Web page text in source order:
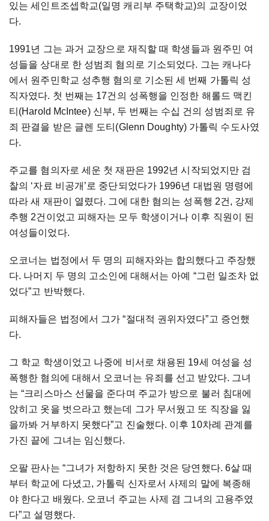
있는 세인트조셉학교(일명 캐리부 주택학교)의 교장이었
다.
1991년 그는 과거 교장으로 재직할 때 학생들과 원주민 여
성들을 상대로 한 성범죄 혐의로 기소되었다. 그는 캐나다
에서 원주민학교 성추행 혐의로 기소된 세 번째 가톨릭 성
직자였다. 첫 번째는 17건의 성폭행을 인정한 해롤드 맥킨
티(Harold McIntee) 신부, 두 번째는 수십 건의 성범죄로 유
죄 판결을 받은 글렌 도티(Glenn Doughty) 가톨릭 수도사였
다.
주교를 혐의자로 세운 첫 재판은 1992년 시작되었지만 검
찰의 ‘자료 비공개’로 중단되었다가 1996년 대법원 명령에
따라 새 재판이 열렸다. 그에 대한 혐의는 성폭행 2건, 강제
추행 2건이었고 피해자는 모두 학생이거나 이후 직원이 된
여성들이었다.
오코너는 법정에서 두 명의 피해자와는 합의했다고 주장했
다. 나머지 두 명의 고소인에 대해서는 아예 “그런 일조차 없
었다”고 반박했다.
피해자들은 법정에서 그가 “절대적 권위자였다”고 증언했
다.
그 학교 학생이었고 나중에 비서로 채용된 19세 여성을 성
폭행한 혐의에 대해서 오코너는 유죄를 선고 받았다. 그녀
는 “크리스마스 선물을 준다며 주교가 방으로 불러 침대에
앉히고 옷을 벗으라고 했는데 그가 무서웠고 또 직장을 잃
을까봐 거부하지 못했다”고 진술했다. 이후 10차례 관계를
가진 끝에 그녀는 임신했다.
오팔 판사는 “그녀가 저항하지 못한 것은 당연했다. 6살 때
부터 학교에 다녔고, 가톨릭 신자로서 사제의 말에 복종해
야 한다고 배웠다. 오코너 주교는 사제 겸 그녀의 고용주였
다”고 설명했다.